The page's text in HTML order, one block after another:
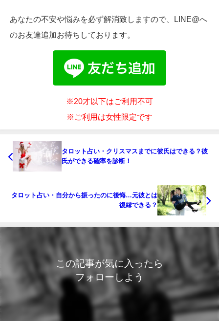
あなたの不安や悩みを必ず解消致しますので、LINE@へ
のお友達追加お待ちしております。
※20才以下はご利用不可
※ご利用は女性限定です
タロット占い・クリスマスまでに彼氏はできる？彼
氏ができる確率を診断！
タロット占い・自分から振ったのに後悔…元彼とは
復縁できる？
この記事が気に入ったら
フォローしよう